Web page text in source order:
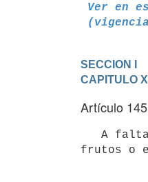
Ver en
SECCION I
CAPITULO
Artículo 145
frutos o